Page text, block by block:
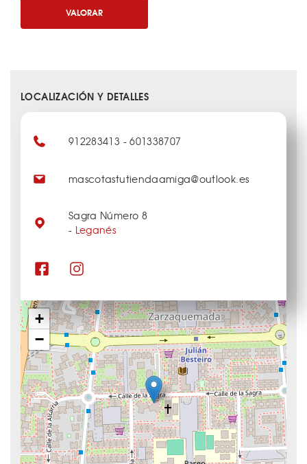
VALORAR
LOCALIZACIÓN Y DETALLES
+
−
912283413 - 601338707
mascotastutiendaamiga@outlook.es
Sagra Número 8
- Leganés